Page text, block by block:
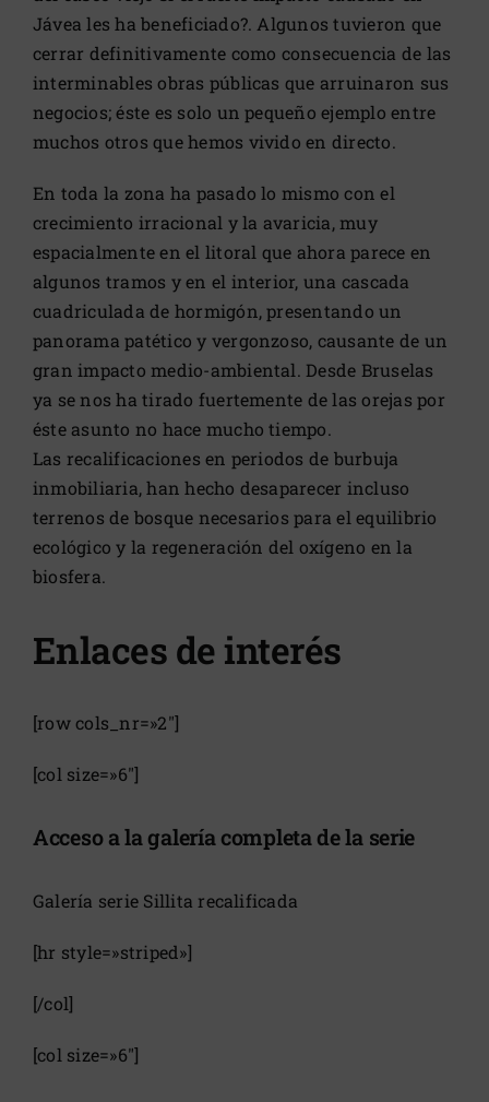
Jávea les ha beneficiado?. Algunos tuvieron que
cerrar definitivamente como consecuencia de las
interminables obras públicas que arruinaron sus
negocios; éste es solo un pequeño ejemplo entre
muchos otros que hemos vivido en directo.
En toda la zona ha pasado lo mismo con el
crecimiento irracional y la avaricia, muy
espacialmente en el litoral que ahora parece en
algunos tramos y en el interior, una cascada
cuadriculada de hormigón, presentando un
panorama patético y vergonzoso, causante de un
gran impacto medio-ambiental. Desde Bruselas
ya se nos ha tirado fuertemente de las orejas por
éste asunto no hace mucho tiempo.
Las recalificaciones en periodos de burbuja
inmobiliaria, han hecho desaparecer incluso
terrenos de bosque necesarios para el equilibrio
ecológico y la regeneración del oxígeno en la
biosfera.
Enlaces de interés
[row cols_nr=»2″]
[col size=»6″]
Acceso a la galería completa de la serie
Galería serie Sillita recalificada
[hr style=»striped»]
[/col]
[col size=»6″]